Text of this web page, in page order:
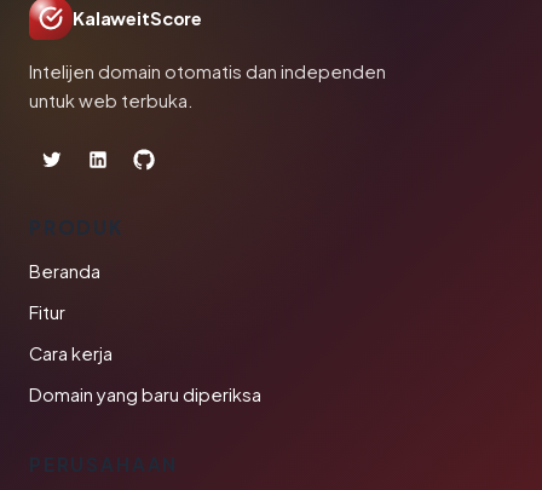
KalaweitScore
Intelijen domain otomatis dan independen
untuk web terbuka.
PRODUK
Beranda
Fitur
Cara kerja
Domain yang baru diperiksa
PERUSAHAAN